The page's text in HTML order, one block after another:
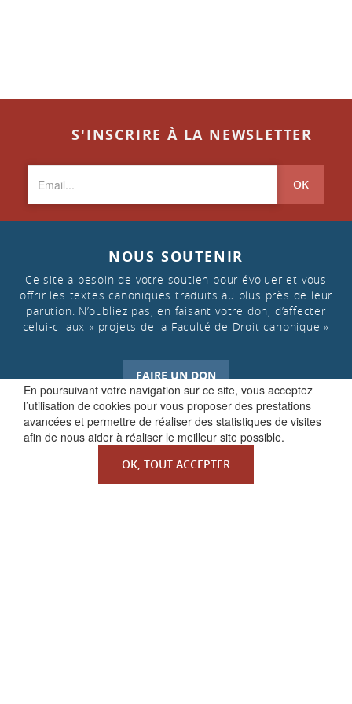
En poursuivant votre navigation sur ce site, vous acceptez
l’utilisation de cookies pour vous proposer des prestations
avancées et permettre de réaliser des statistiques de visites
afin de nous aider à réaliser le meilleur site possible.
OK, TOUT ACCEPTER
S'INSCRIRE À LA NEWSLETTER
OK
NOUS SOUTENIR
Ce site a besoin de votre soutien pour évoluer et vous
offrir les textes canoniques traduits au plus près de leur
parution. N’oubliez pas, en faisant votre don, d’affecter
celui-ci aux « projets de la Faculté de Droit canonique »
FAIRE UN DON